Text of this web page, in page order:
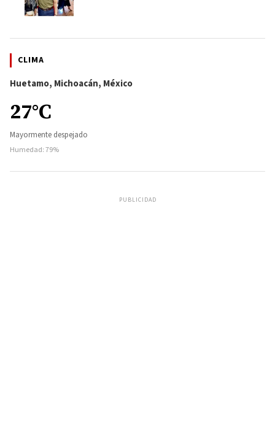
CLIMA
Huetamo, Michoacán, México
27°C
Mayormente despejado
Humedad: 79%
PUBLICIDAD